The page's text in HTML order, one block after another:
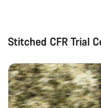
Stitched CFR Trial